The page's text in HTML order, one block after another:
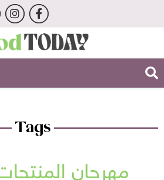
Tags
مهرجان